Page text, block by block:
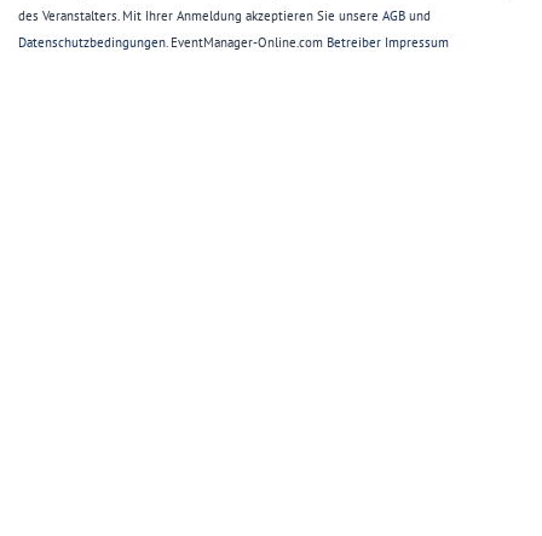
des Veranstalters. Mit Ihrer Anmeldung akzeptieren Sie unsere AGB und
Datenschutzbedingungen. EventManager-Online.com Betreiber Impressum